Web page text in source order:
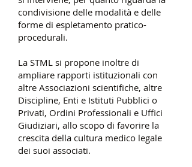
condivisione delle modalità e delle
forme di espletamento pratico-
procedurali.
La STML si propone inoltre di
ampliare rapporti istituzionali con
altre Associazioni scientifiche, altre
Discipline, Enti e Istituti Pubblici o
Privati, Ordini Professionali e Uffici
Giudiziari, allo scopo di favorire la
crescita della cultura medico legale
dei suoi associati.